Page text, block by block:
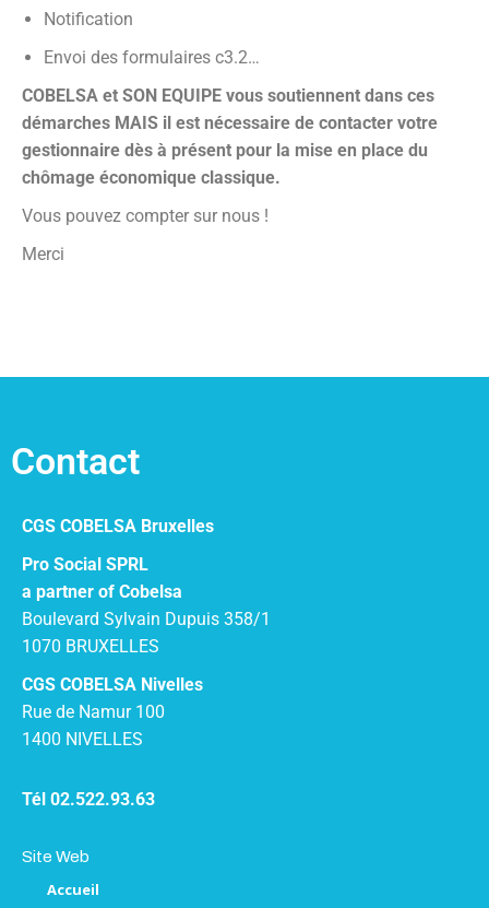
Notification
Envoi des formulaires c3.2…
COBELSA et SON EQUIPE vous soutiennent dans ces
démarches MAIS il est nécessaire de contacter votre
gestionnaire dès à présent pour la mise en place du
chômage économique classique.
Vous pouvez compter sur nous !
Merci
Contact
CGS COBELSA Bruxelles
Pro Social SPRL
a partner of Cobelsa
Boulevard Sylvain Dupuis 358/1
1070 BRUXELLES
CGS COBELSA Nivelles
Rue de Namur 100
1400 NIVELLES
Tél 02.522.93.63
Site Web
Accueil